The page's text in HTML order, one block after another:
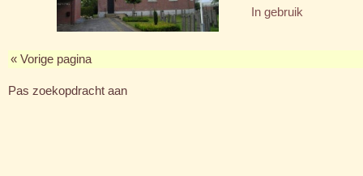
In gebruik
« Vorige pagina
Pas zoekopdracht aan